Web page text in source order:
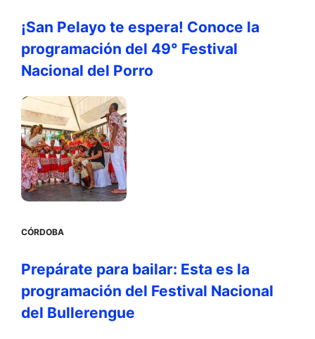
¡San Pelayo te espera! Conoce la
programación del 49° Festival
Nacional del Porro
CÓRDOBA
Prepárate para bailar: Esta es la
programación del Festival Nacional
del Bullerengue